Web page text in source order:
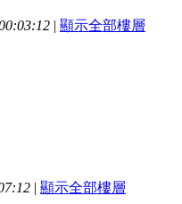
| 顯示全部樓層
| 顯示全部樓層